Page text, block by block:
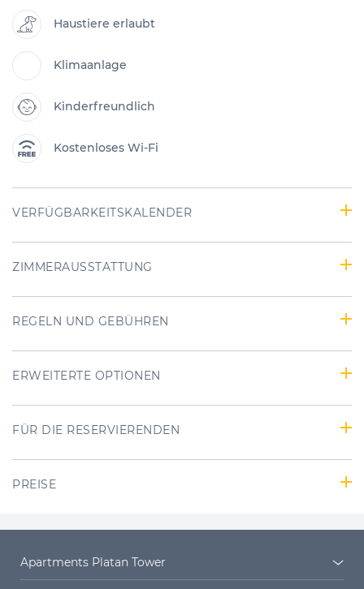
Haustiere erlaubt
Klimaanlage
Kinderfreundlich
Kostenloses Wi-Fi
VERFÜGBARKEITSKALENDER
ZIMMERAUSSTATTUNG
REGELN UND GEBÜHREN
ERWEITERTE OPTIONEN
FÜR DIE RESERVIERENDEN
PREISE
Apartments Platan Tower